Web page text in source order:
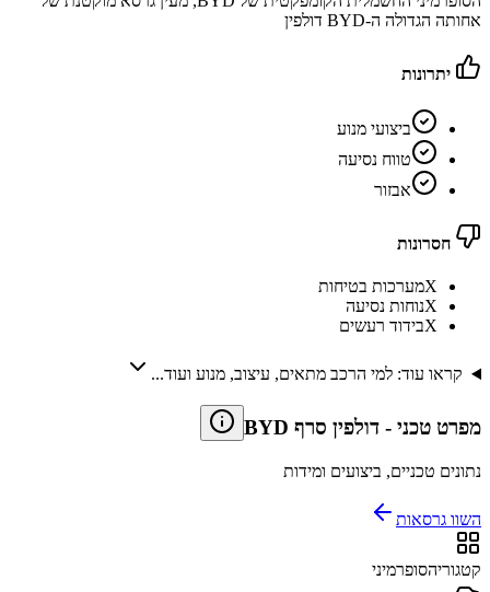
אחותה הגדולה ה-BYD דולפין
יתרונות
ביצועי מנוע
טווח נסיעה
אבזור
חסרונות
Xמערכות בטיחות
Xנוחות נסיעה
Xבידוד רעשים
קראו עוד: למי הרכב מתאים, עיצוב, מנוע ועוד...
מפרט טכני - BYD דולפין סרף
נתונים טכניים, ביצועים ומידות
השוו גרסאות
קטגוריהסופרמיני